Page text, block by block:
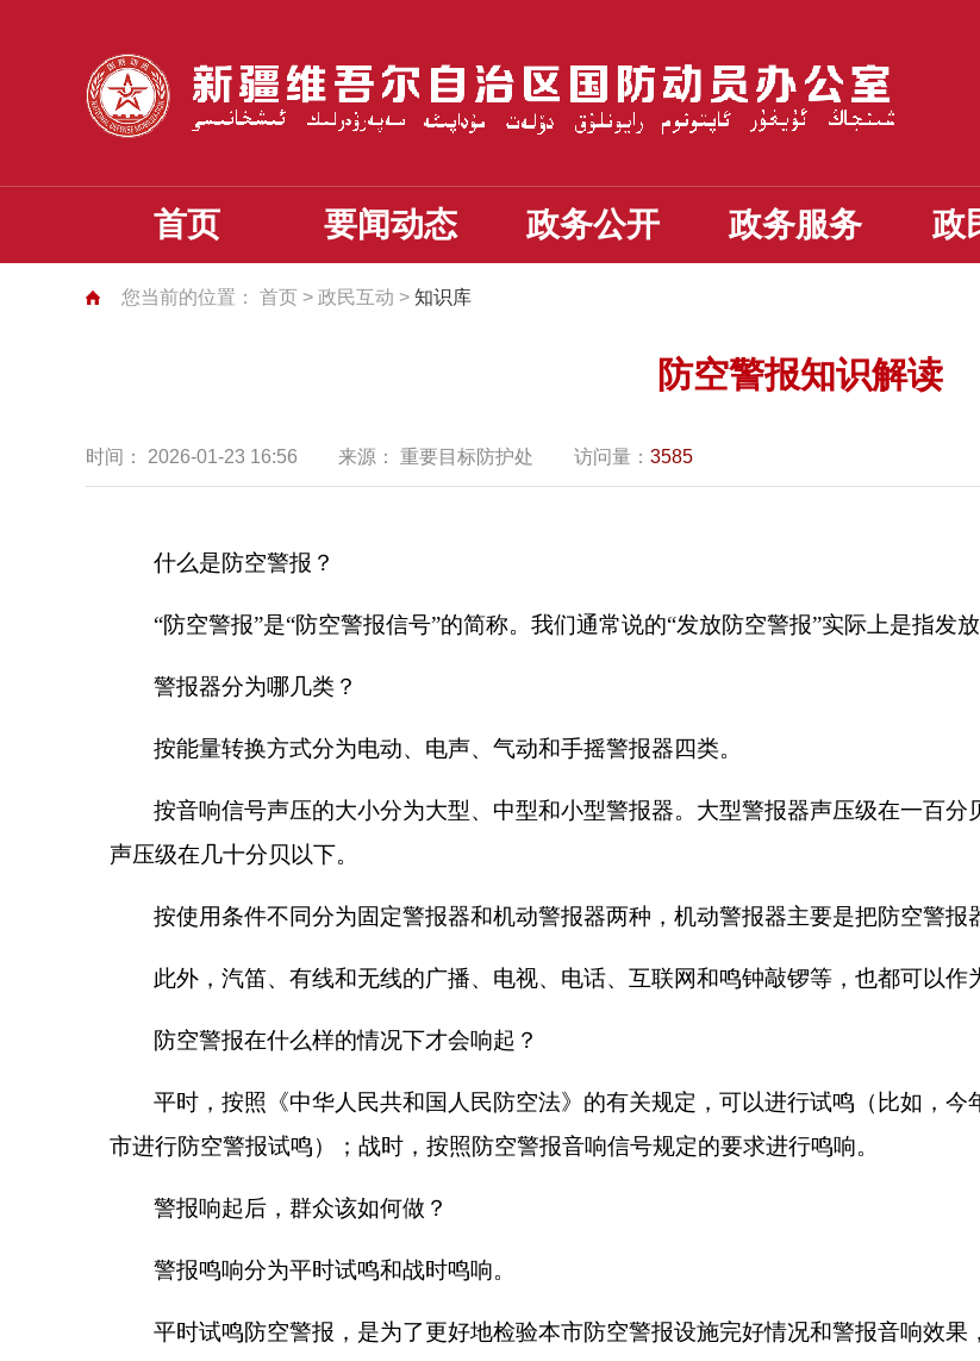
首页 要闻动态 政务公开 政务服务 政
您当前的位置： 首页 > 政民互动 > 知识库
防空警报知识解读
时间： 2026-01-23 16:56 来源： 重要目标防护处 访问量： 3585
什么是防空警报？
“防空警报”是“防空警报信号”的简称。我们通常说的“发放防空警报”实际上是指发
警报器分为哪几类？
按能量转换方式分为电动、电声、气动和手摇警报器四类。
按音响信号声压的大小分为大型、中型和小型警报器。大型警报器声压级在一百
声压级在几十分贝以下。
按使用条件不同分为固定警报器和机动警报器两种，机动警报器主要是把防空警报
此外，汽笛、有线和无线的广播、电视、电话、互联网和鸣钟敲锣等，也都可以作
防空警报在什么样的情况下才会响起？
平时，按照《中华人民共和国人民防空法》的有关规定，可以进行试鸣（比如，今
市进行防空警报试鸣）；战时，按照防空警报音响信号规定的要求进行鸣响。
警报响起后，群众该如何做？
警报鸣响分为平时试鸣和战时鸣响。
平时试鸣防空警报，是为了更好地检验本市防空警报设施完好情况和警报音响效